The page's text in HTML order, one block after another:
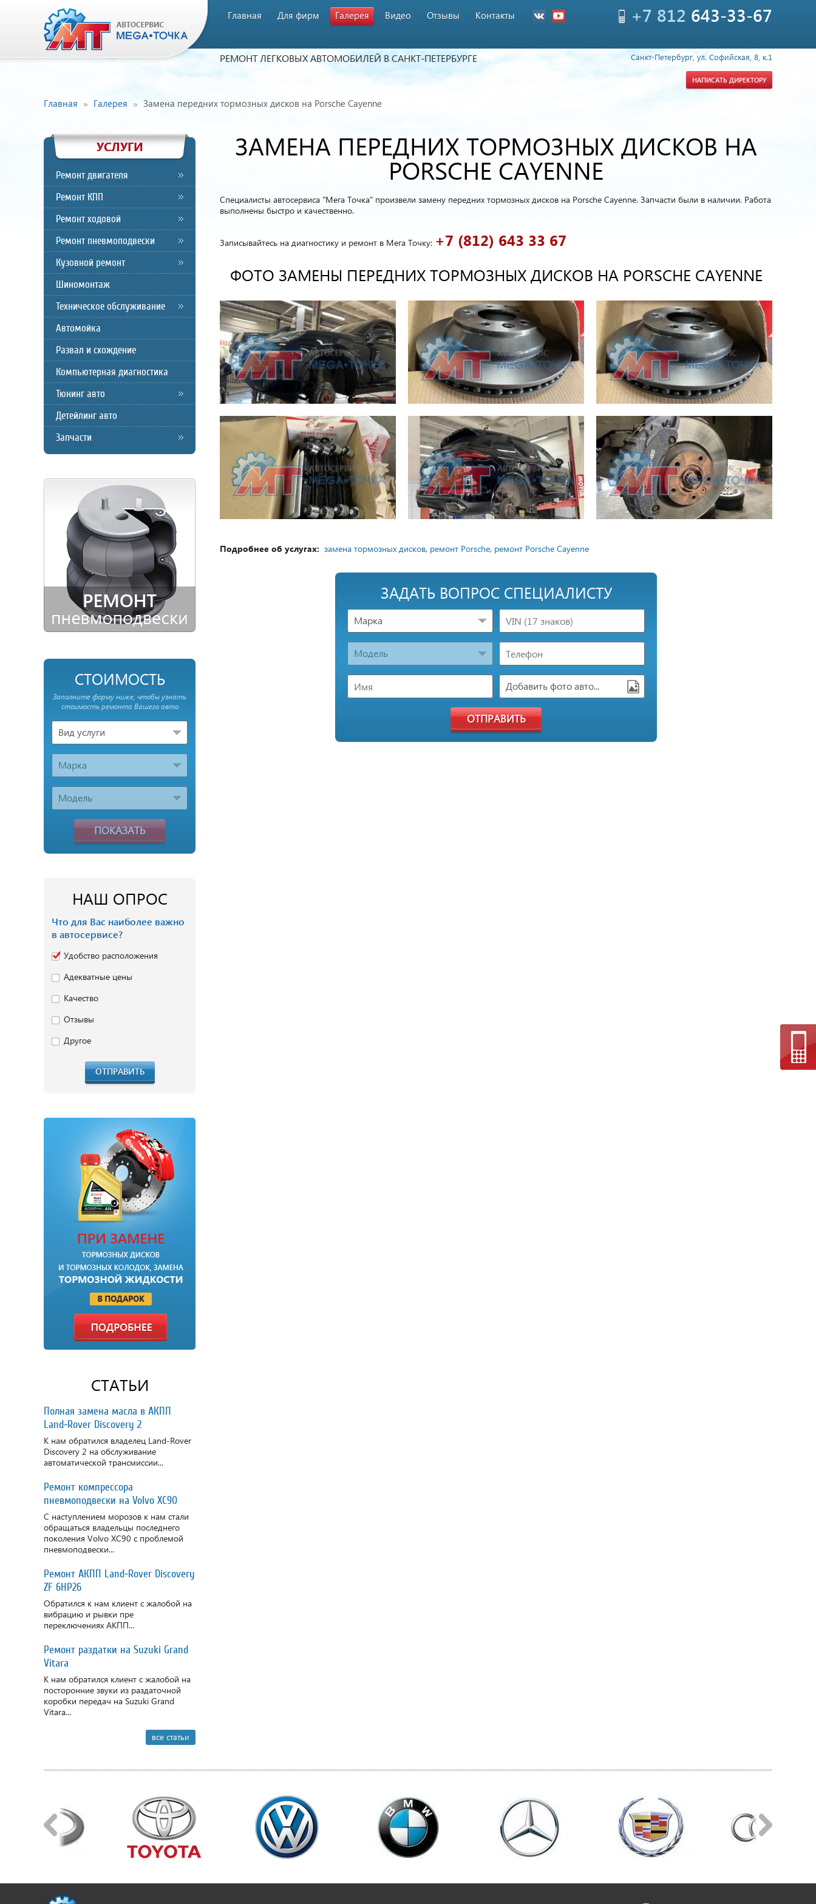
РЕМОНТ ЛЕГКОВЫХ АВТОМОБИЛЕЙ В САНКТ-ПЕТЕРБУРГЕ
Главная Для фирм Галерея Видео Отзывы Контакты +7 812 643-33-67
Санкт-Петербург, ул. Софийская, 8, к.1
НАПИСАТЬ ДИРЕКТОРУ
Главная Галерея Замена передних тормозных дисков на Porsche Cayenne
УСЛУГИ
Ремонт двигателя
Ремонт КПП
Ремонт ходовой
Ремонт пневмоподвески
Кузовной ремонт
Шиномонтаж
Техническое обслуживание
Автомойка
Развал и схождение
Компьютерная диагностика
Тюнинг авто
Детейлинг авто
Запчасти
СТОИМОСТЬ
Заполните форму ниже, чтобы узнать
стоимость ремонта Вашего авто
Вид услуги
Марка
Модель
ПОКАЗАТЬ
НАШ ОПРОС
Что для Вас наиболее важно
в автосервисе?
Удобство расположения
Адекватные цены
Качество
Отзывы
Другое
ОТПРАВИТЬ
СТАТЬИ
Полная замена масла в АКПП
Land-Rover Discovery 2
К нам обратился владелец Land-Rover
Discovery 2 на обслуживание
автоматической трансмиссии...
Ремонт компрессора
пневмоподвески на Volvo XC90
С наступлением морозов к нам стали
обращаться владельцы последнего
поколения Volvo XC90 с проблемой
пневмоподвески...
Ремонт АКПП Land-Rover Discovery
ZF 6HP26
Обратился к нам клиент с жалобой на
вибрацию и рывки пре
переключениях АКПП...
Ремонт раздатки на Suzuki Grand
Vitara
К нам обратился клиент с жалобой на
посторонние звуки из раздаточной
коробки передач на Suzuki Grand
Vitara...
все статьи
ЗАМЕНА ПЕРЕДНИХ ТОРМОЗНЫХ ДИСКОВ НА
PORSCHE CAYENNE
Специалисты автосервиса "Мега Точка" произвели замену передних тормозных дисков на Porsche Cayenne. Запчасти были в наличии. Работа
выполнены быстро и качественно.
Записывайтесь на диагностику и ремонт в Мега Точку: +7 (812) 643 33 67
ФОТО ЗАМЕНЫ ПЕРЕДНИХ ТОРМОЗНЫХ ДИСКОВ НА PORSCHE CAYENNE
Подробнее об услугах: замена тормозных дисков, ремонт Porsche, ремонт Porsche Cayenne
ЗАДАТЬ ВОПРОС СПЕЦИАЛИСТУ
Марка
Модель
Добавить фото авто...
ОТПРАВИТЬ